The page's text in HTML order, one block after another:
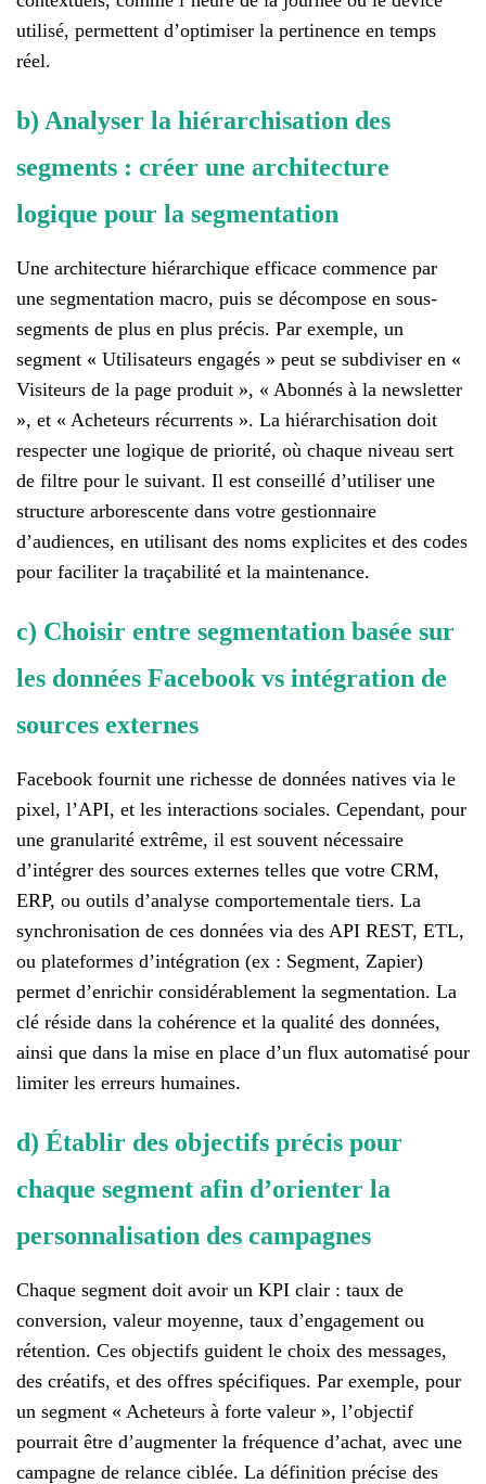
utilisé, permettent d’optimiser la pertinence en temps
réel.
b) Analyser la hiérarchisation des
segments : créer une architecture
logique pour la segmentation
Une architecture hiérarchique efficace commence par
une segmentation macro, puis se décompose en sous-
segments de plus en plus précis. Par exemple, un
segment « Utilisateurs engagés » peut se subdiviser en «
Visiteurs de la page produit », « Abonnés à la newsletter
», et « Acheteurs récurrents ». La hiérarchisation doit
respecter une logique de priorité, où chaque niveau sert
de filtre pour le suivant. Il est conseillé d’utiliser une
structure arborescente dans votre gestionnaire
d’audiences, en utilisant des noms explicites et des codes
pour faciliter la traçabilité et la maintenance.
c) Choisir entre segmentation basée sur
les données Facebook vs intégration de
sources externes
Facebook fournit une richesse de données natives via le
pixel, l’API, et les interactions sociales. Cependant, pour
une granularité extrême, il est souvent nécessaire
d’intégrer des sources externes telles que votre CRM,
ERP, ou outils d’analyse comportementale tiers. La
synchronisation de ces données via des API REST, ETL,
ou plateformes d’intégration (ex : Segment, Zapier)
permet d’enrichir considérablement la segmentation. La
clé réside dans la cohérence et la qualité des données,
ainsi que dans la mise en place d’un flux automatisé pour
limiter les erreurs humaines.
d) Établir des objectifs précis pour
chaque segment afin d’orienter la
personnalisation des campagnes
Chaque segment doit avoir un KPI clair : taux de
conversion, valeur moyenne, taux d’engagement ou
rétention. Ces objectifs guident le choix des messages,
des créatifs, et des offres spécifiques. Par exemple, pour
un segment « Acheteurs à forte valeur », l’objectif
pourrait être d’augmenter la fréquence d’achat, avec une
campagne de relance ciblée. La définition précise des